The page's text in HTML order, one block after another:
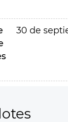
30 de